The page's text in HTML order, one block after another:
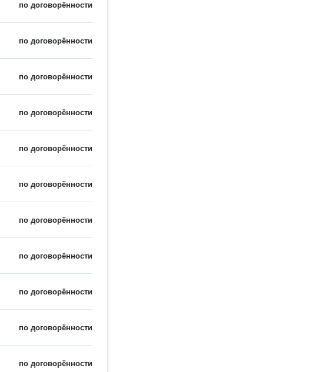
по договорённости
по договорённости
по договорённости
по договорённости
по договорённости
по договорённости
по договорённости
по договорённости
по договорённости
по договорённости
по договорённости